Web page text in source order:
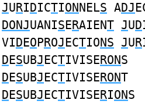
JURIDICTIONNELS ADJ
DONJUANISERAIENT JUD
VIDEOPROJECTIONS JUR
DESUBJECTIVISERONS
DESUBJECTIVISERONT
DESUBJECTIVISERIONS